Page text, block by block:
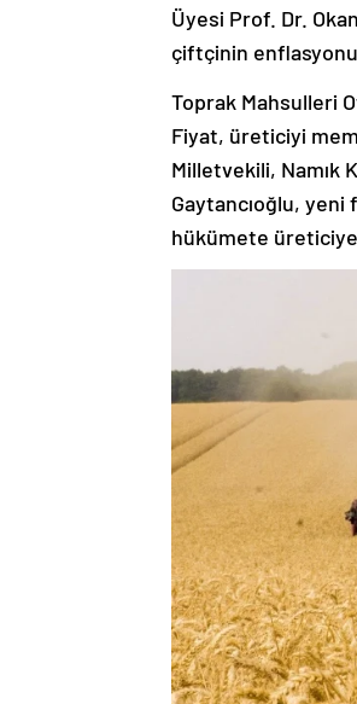
Üyesi Prof. Dr.
çiftçinin
Toprak Mahsulleri
Fiyat, üreticiyi
Milletvekili, Namık
Gaytancıoğlu,
hükümete üreticiye